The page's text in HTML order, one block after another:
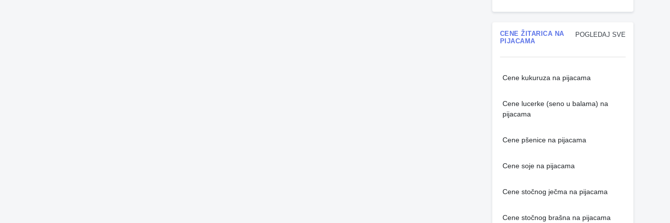
POGLEDAJ SVE
CENE ŽITARICA NA
PIJACAMA
Cene kukuruza na pijacama
Cene lucerke (seno u balama) na
pijacama
Cene pšenice na pijacama
Cene soje na pijacama
Cene stočnog ječma na pijacama
Cene stočnog brašna na pijacama